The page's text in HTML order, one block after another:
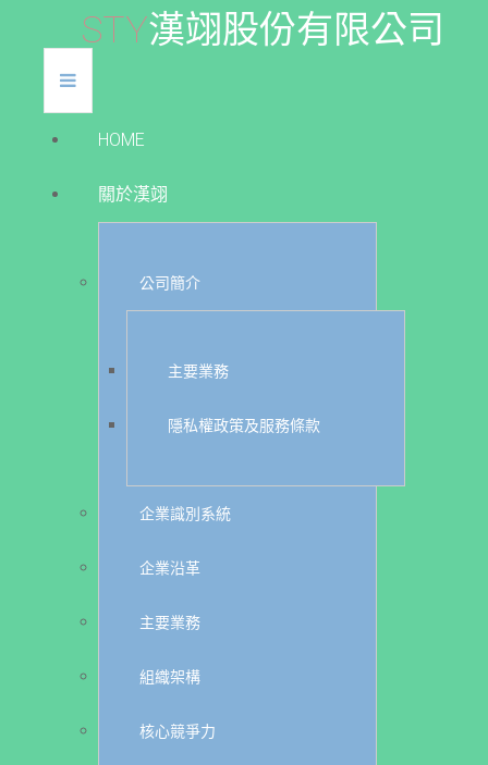
STY漢翊股份有限公司
HOME
關於漢翊
公司簡介
主要業務
隱私權政策及服務條款
企業識別系統
企業沿革
主要業務
組織架構
核心競爭力